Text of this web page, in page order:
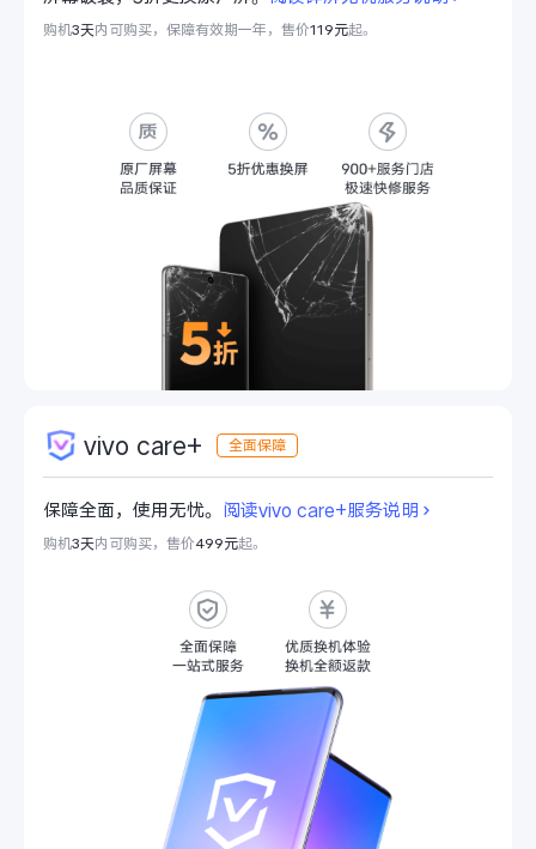
X300s
X300 Pro
S50 Pro mini
S30 Pro mini
Y600 Turbo Y600 Pro
Y500 Pro
iQOO 15 Ultra iQOO Z11 Turbo
vivo TWS 5 Pro vivo Pad6 Pro
vivo 头戴降噪耳机 vivo TWS 5e
iQOO Pad6 Pro iQOO TWS 5e
购机3天内可购买，保障有效期一年，售价119元起。
vivo care+
保障全面，使用无忧。 阅读vivo care+服务说明
购机3天内可购买，售价499元起。